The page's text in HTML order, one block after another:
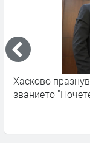
Хасково
званието